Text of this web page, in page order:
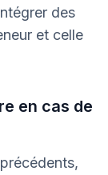
des
et celle
en cas de